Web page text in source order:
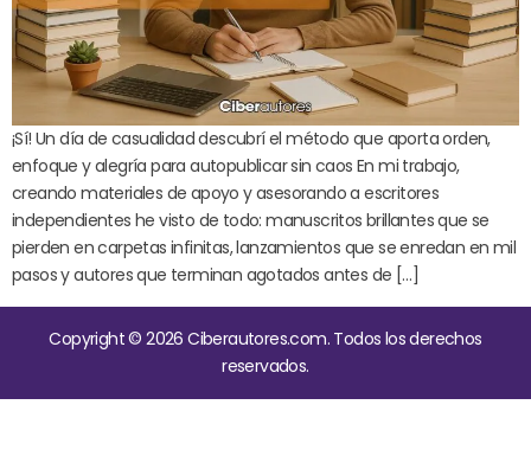
¡Sí! Un día de casualidad descubrí el método que aporta orden,
enfoque y alegría para autopublicar sin caos En mi trabajo,
creando materiales de apoyo y asesorando a escritores
independientes he visto de todo: manuscritos brillantes que se
pierden en carpetas infinitas, lanzamientos que se enredan en mil
pasos y autores que terminan agotados antes de […]
Copyright © 2026 Ciberautores.com. Todos los derechos
reservados.